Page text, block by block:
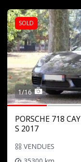
SOLD
1/16
PORSCHE 718
S 2017
VENDUES